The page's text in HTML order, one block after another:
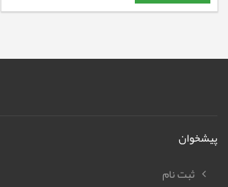
پیشخوان
ثبت نام